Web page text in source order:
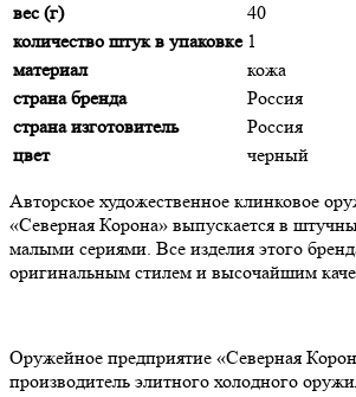
вес (г)
40
количество штук в упаковке 1
материал
кожа
страна бренда
Россия
страна изготовитель
Россия
цвет
черный
Авторское художественное клинковое
«Северная Корона» выпускается в
малыми сериями. Все изделия этого
оригинальным стилем и высочайшим
Оружейное предприятие «Северная
производитель элитного холодного